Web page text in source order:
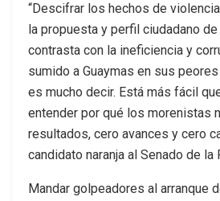
“Descifrar los hechos de
la propuesta y perfil ciudadano de
contrasta con la ineficiencia y
sumido a Guaymas en sus
es mucho decir. Está más fácil
entender por qué los morenistas
resultados, cero avances y cero
candidato naranja al Senado de la
Mandar golpeadores al arranque